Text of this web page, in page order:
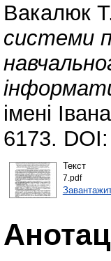
Вакалюк
системи
імені
6173. DOI:
Текст
7.pdf